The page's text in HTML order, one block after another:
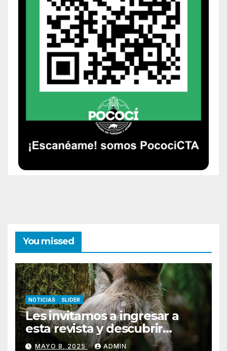
You missed
NOTICIAS SLIDER
Les invitamos a ingresar a
esta revista y descubrir
Pococí.
MAYO 8, 2025 ADMIN